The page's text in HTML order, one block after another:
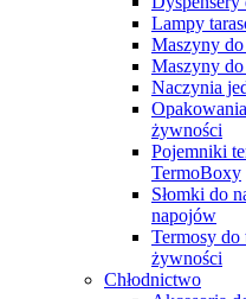
Lampy
Maszyny
Maszyny
Naczynia
żywności
Pojemniki
TermoBoxy
Słomki do
napojów
Termosy do
żywności
Chłodnictwo